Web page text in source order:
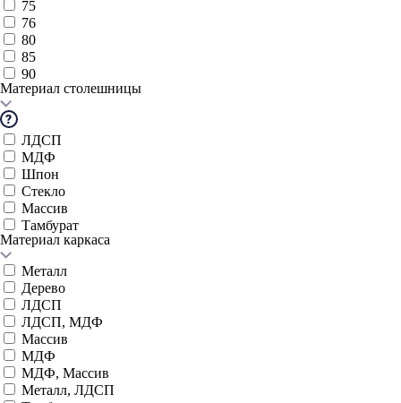
75
76
80
85
90
Материал столешницы
ЛДСП
МДФ
Шпон
Стекло
Массив
Тамбурат
Материал каркаса
Металл
Дерево
ЛДСП
ЛДСП, МДФ
Массив
МДФ
МДФ, Массив
Металл, ЛДСП